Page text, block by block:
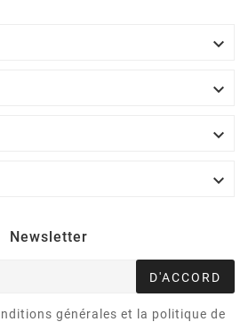




Newsletter
D'ACCORD
générales et la politique de